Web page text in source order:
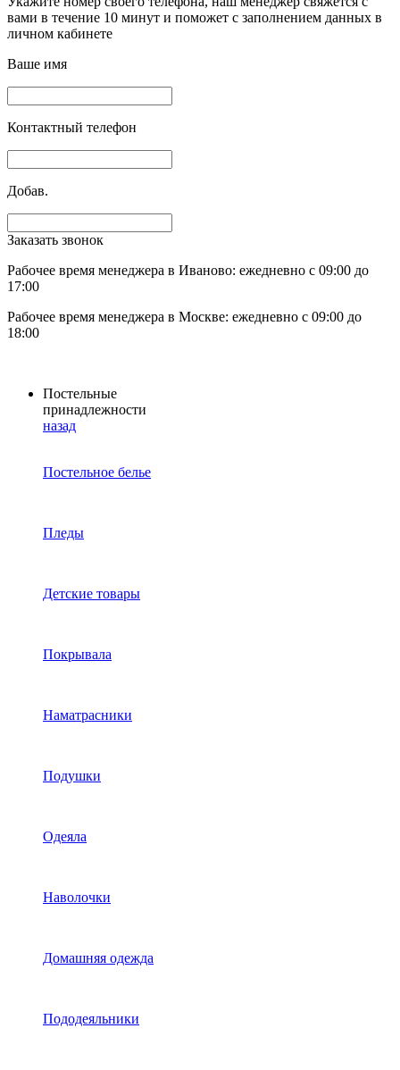
вами в течение 10 минут и поможет с заполнением данных в
личном кабинете
Ваше имя
Контактный телефон
Добав.
Заказать звонок
Рабочее время менеджера в Иваново: ежедневно с 09:00 до
17:00
Рабочее время менеджера в Москве: ежедневно с 09:00 до
18:00
Постельные
принадлежности
назад
Постельное белье
Пледы
Детские товары
Покрывала
Наматрасники
Подушки
Одеяла
Наволочки
Домашняя одежда
Пододеяльники